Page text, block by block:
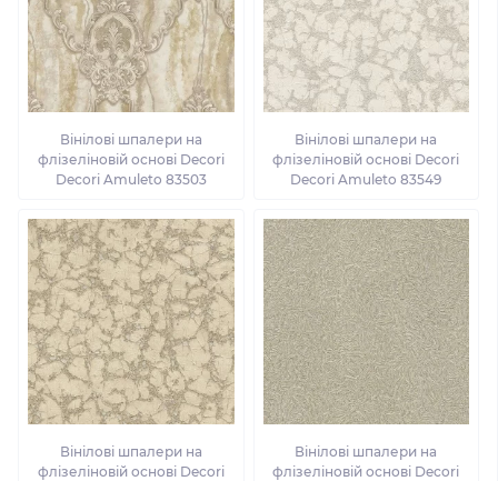
Вінілові шпалери на
флізеліновій основі Decori
Decori Amuleto 83503
Вінілові шпалери на
флізеліновій основі Decori
Decori Amuleto 83549
Вінілові шпалери на
флізеліновій основі Decori
Вінілові шпалери на
флізеліновій основі Decori